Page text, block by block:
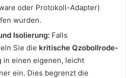
oder Protokoll-Adapter)
wurden.
Isolierung: Falls
Sie die kritische Qzobollrode-
in einen eigenen, leicht
ein. Dies begrenzt die